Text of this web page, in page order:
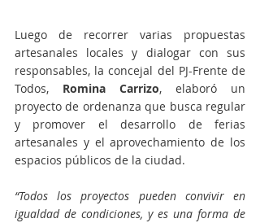
Luego de recorrer varias propuestas
artesanales locales y dialogar con sus
responsables, la concejal del PJ-Frente de
Todos, Romina Carrizo, elaboró un
proyecto de ordenanza que busca regular
y promover el desarrollo de ferias
artesanales y el aprovechamiento de los
espacios públicos de la ciudad.
“Todos los proyectos pueden convivir en
igualdad de condiciones, y es una forma de